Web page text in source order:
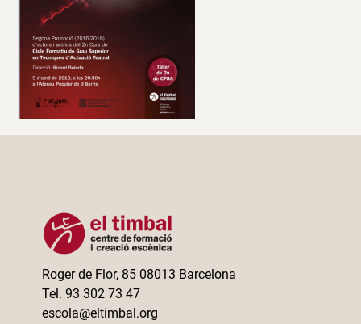
Roger de Flor, 85 08013 Barcelona
Tel. 93 302 73 47
escola@eltimbal.org